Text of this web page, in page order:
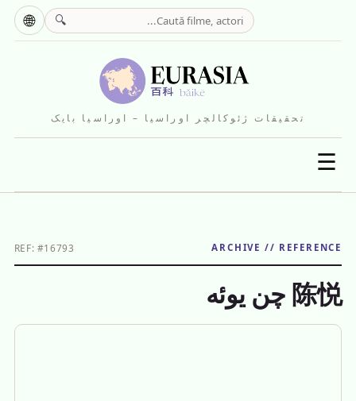
تحقیقات ژئوکالچر اوراسیا – اوراسیا بایک
☰
🔍
🌐
ARCHIVE // REFERENCE
REF: #16793
陈悦 چن یوئه